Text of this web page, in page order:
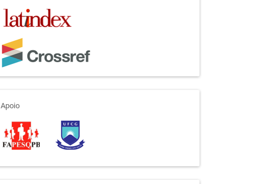
apoio
Apoio